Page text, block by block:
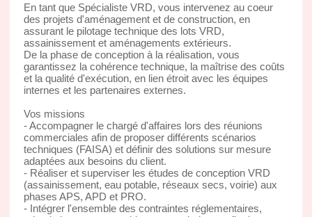
En tant que Spécialiste VRD, vous intervenez au coeur
des projets d'aménagement et de construction, en
assurant le pilotage technique des lots VRD,
assainissement et aménagements extérieurs.
De la phase de conception à la réalisation, vous
garantissez la cohérence technique, la maîtrise des coûts
et la qualité d'exécution, en lien étroit avec les équipes
internes et les partenaires externes.
Vos missions
- Accompagner le chargé d'affaires lors des réunions
commerciales afin de proposer différents scénarios
techniques (FAISA) et définir des solutions sur mesure
adaptées aux besoins du client.
- Réaliser et superviser les études de conception VRD
(assainissement, eau potable, réseaux secs, voirie) aux
phases APS, APD et PRO.
- Intégrer l'ensemble des contraintes réglementaires,